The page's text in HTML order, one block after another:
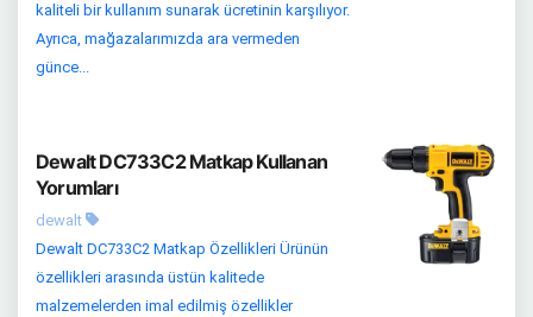
kaliteli bir kullanım sunarak ücretinin karşılıyor.
Ayrıca, mağazalarımızda ara vermeden
günce...
Dewalt DC733C2 Matkap Kullanan
Yorumları
dewalt
Dewalt DC733C2 Matkap Özellikleri Ürünün
özellikleri arasında üstün kalitede
malzemelerden imal edilmiş özellikler